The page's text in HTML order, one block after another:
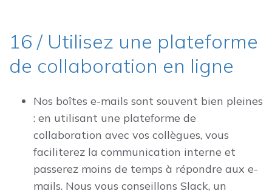
16 / Utilisez une plateforme
de collaboration en ligne
Nos boîtes e-mails sont souvent bien pleines
: en utilisant une plateforme de
collaboration avec vos collègues, vous
faciliterez la communication interne et
passerez moins de temps à répondre aux e-
mails. Nous vous conseillons Slack, un